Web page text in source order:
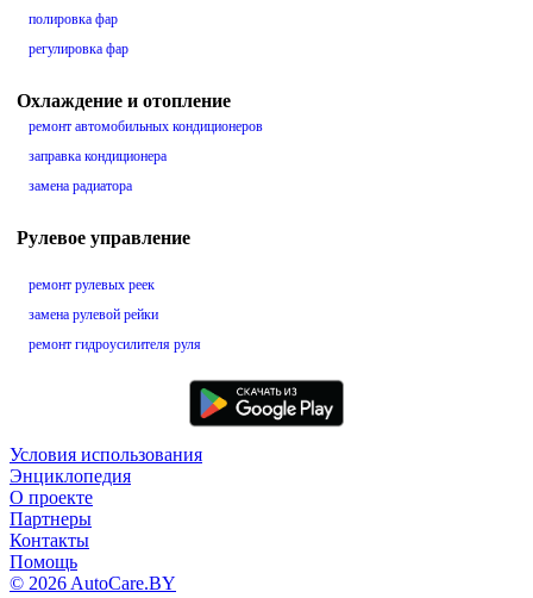
полировка фар
регулировка фар
Охлаждение и отопление
ремонт автомобильных кондиционеров
заправка кондиционера
замена радиатора
Рулевое управление
ремонт рулевых реек
замена рулевой рейки
ремонт гидроусилителя руля
Условия использования
Энциклопедия
О проекте
Партнеры
Контакты
Помощь
© 2026 AutoCare.BY